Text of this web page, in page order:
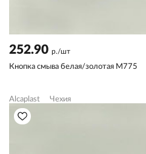
252.90 р./шт
Кнопка смыва белая/золотая M775
Alcaplast Чехия